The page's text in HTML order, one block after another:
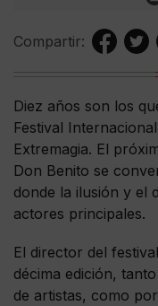
Compartir:
Diez años son los
Festival
Extremagia. El
Don Benito se
donde la ilusión y el
actores principales.
El director del
décima edición,
de artistas, como